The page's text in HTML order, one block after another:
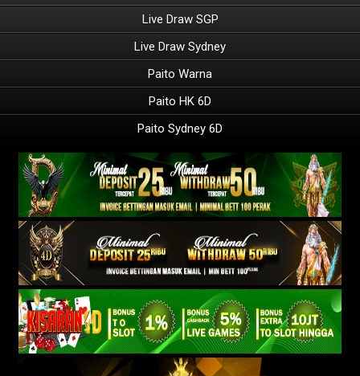
Live Draw SGP
Live Draw Sydney
Paito Warna
Paito HK 6D
Paito Sydney 6D